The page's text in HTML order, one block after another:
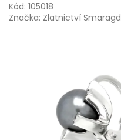
Kód: 105018
Značka: Zlatnictví Smaragd